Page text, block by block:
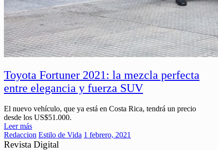
Toyota Fortuner 2021: la mezcla perfecta
entre elegancia y fuerza SUV
El nuevo vehículo, que ya está en Costa Rica, tendrá un precio
desde los US$51.000.
Leer más
Redaccion Estilo de Vida 1 febrero, 2021
Revista Digital